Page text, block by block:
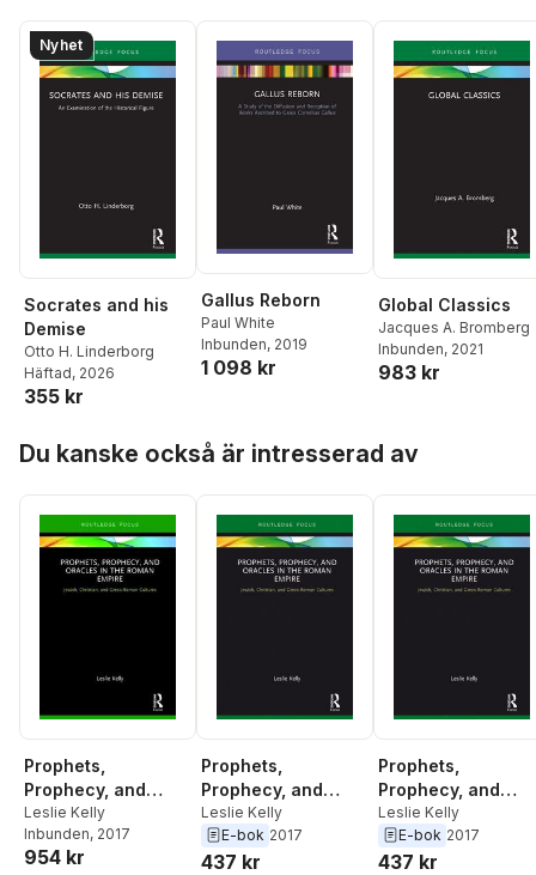
Nyhet
Socrates and his
Demise
Otto H. Linderborg
Häftad, 2026
355 kr
Gallus Reborn
Paul White
Inbunden, 2019
1 098 kr
Global Classics
Jacques A. Bromberg
Inbunden, 2021
983 kr
Du kanske också är intresserad av
Prophets,
Prophecy, and
Oracles in the
Roman Empire
Leslie Kelly
Inbunden, 2017
954 kr
Prophets,
Prophecy, and
Oracles in the
Roman Empire
Leslie Kelly
E-bok 2017
437 kr
Prophets,
Prophecy, and
Oracles in the
Roman Empire
Leslie Kelly
E-bok 2017
437 kr